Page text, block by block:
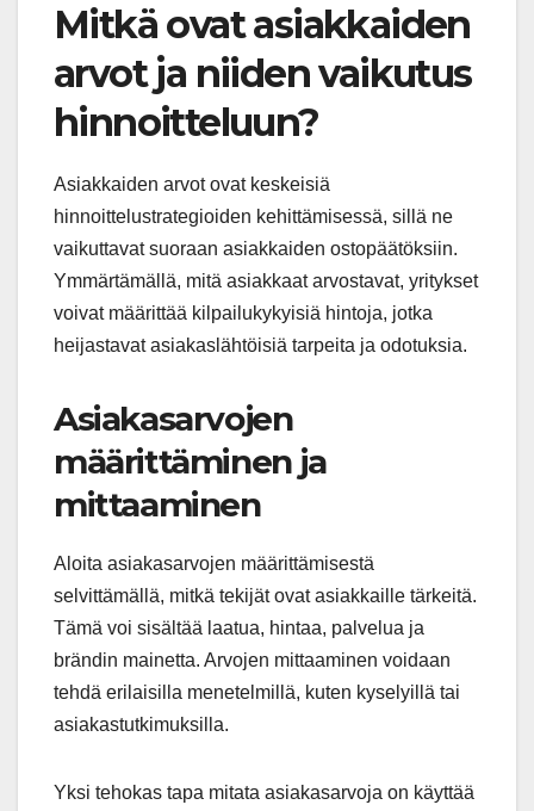
Mitkä ovat asiakkaiden
arvot ja niiden vaikutus
hinnoitteluun?
Asiakkaiden arvot ovat keskeisiä
hinnoittelustrategioiden kehittämisessä, sillä ne
vaikuttavat suoraan asiakkaiden ostopäätöksiin.
Ymmärtämällä, mitä asiakkaat arvostavat, yritykset
voivat määrittää kilpailukykyisiä hintoja, jotka
heijastavat asiakaslähtöisiä tarpeita ja odotuksia.
Asiakasarvojen
määrittäminen ja
mittaaminen
Aloita asiakasarvojen määrittämisestä
selvittämällä, mitkä tekijät ovat asiakkaille tärkeitä.
Tämä voi sisältää laatua, hintaa, palvelua ja
brändin mainetta. Arvojen mittaaminen voidaan
tehdä erilaisilla menetelmillä, kuten kyselyillä tai
asiakastutkimuksilla.
Yksi tehokas tapa mitata asiakasarvoja on käyttää